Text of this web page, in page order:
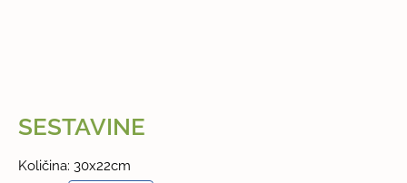
SESTAVINE
Količina: 30x22cm